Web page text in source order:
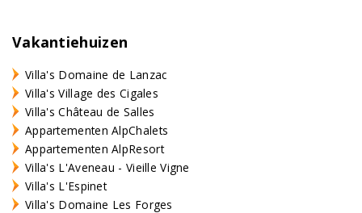
Vakantiehuizen
Villa's Domaine de Lanzac
Villa's Village des Cigales
Villa's Château de Salles
Appartementen AlpChalets
Appartementen AlpResort
Villa's L'Aveneau - Vieille Vigne
Villa's L'Espinet
Villa's Domaine Les Forges